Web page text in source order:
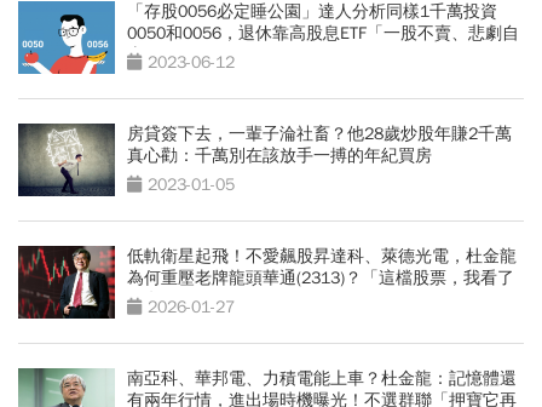
「存股0056必定睡公園」達人分析同樣1千萬投資
0050和0056，退休靠高股息ETF「一股不賣、悲劇自
來」2023-06-12
房貸簽下去，一輩子淪社畜？他28歲炒股年賺2千萬
真心勸：千萬別在該放手一搏的年紀買房
2023-01-05
低軌衛星起飛！不愛飆股昇達科、萊德光電，杜金龍
為何重壓老牌龍頭華通(2313)？「這檔股票，我看了
30年」
2026-01-27
南亞科、華邦電、力積電能上車？杜金龍：記憶體還
有兩年行情，進出場時機曝光！不選群聯「押寶它再